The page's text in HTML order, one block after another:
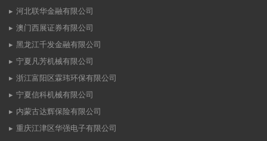
河北联华金融有限公司
澳门西展证券有限公司
黑龙江千发金融有限公司
宁夏凡芳机械有限公司
浙江富阳区霖玮环保有限公司
宁夏信科机械有限公司
内蒙古达辉保险有限公司
重庆江津区华强电子有限公司